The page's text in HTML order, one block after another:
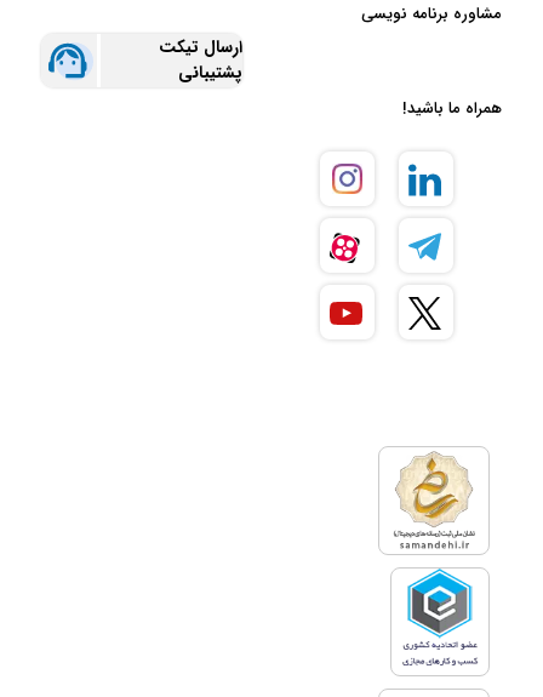
مشاوره برنامه نویسی
ارسال تیکت
پشتیبانی
همراه ما باشید!